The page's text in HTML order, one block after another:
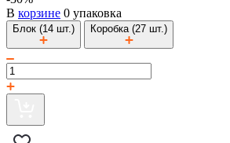
В корзине 0 упаковка
Блок (14 шт.) Коробка (27 шт.)